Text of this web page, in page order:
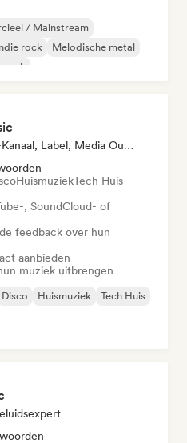
/ Mainstream
rock
Melodische metal
Youtube/Twitch-Kanaal, Label, Media Outlet/Journalist, Uitgever, Geluidsexpert
HuismuziekTech Huis
, SoundCloud- of
feedback over hun
aanbieden
muziek uitbrengen
Disco Huismuziek
Tech Huis